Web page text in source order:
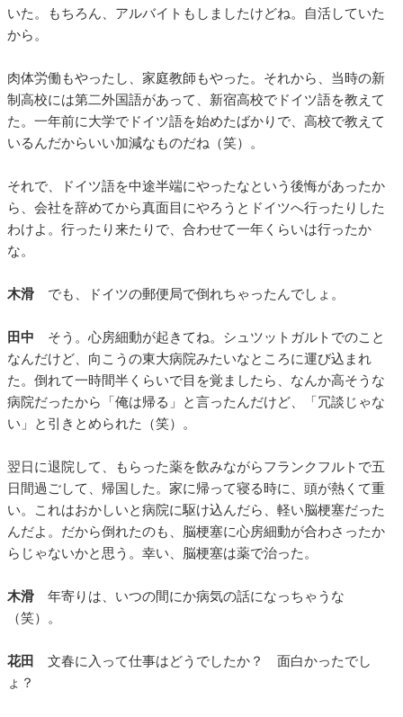
いた。もちろん、アルバイトもしましたけどね。自活していた
から。
肉体労働もやったし、家庭教師もやった。それから、当時の新
制高校には第二外国語があって、新宿高校でドイツ語を教えて
た。一年前に大学でドイツ語を始めたばかりで、高校で教えて
いるんだからいい加減なものだね（笑）。
それで、ドイツ語を中途半端にやったなという後悔があったか
ら、会社を辞めてから真面目にやろうとドイツへ行ったりした
わけよ。行ったり来たりで、合わせて一年くらいは行ったか
な。
木滑 でも、ドイツの郵便局で倒れちゃったんでしょ。
田中 そう。心房細動が起きてね。シュツットガルトでのこと
なんだけど、向こうの東大病院みたいなところに運び込まれ
た。倒れて一時間半くらいで目を覚ましたら、なんか高そうな
病院だったから「俺は帰る」と言ったんだけど、「冗談じゃな
い」と引きとめられた（笑）。
翌日に退院して、もらった薬を飲みながらフランクフルトで五
日間過ごして、帰国した。家に帰って寝る時に、頭が熱くて重
い。これはおかしいと病院に駆け込んだら、軽い脳梗塞だった
んだよ。だから倒れたのも、脳梗塞に心房細動が合わさったか
らじゃないかと思う。幸い、脳梗塞は薬で治った。
木滑 年寄りは、いつの間にか病気の話になっちゃうな
（笑）。
花田
文春に入って仕事はどうでしたか？ 面白かったでし
ょ？